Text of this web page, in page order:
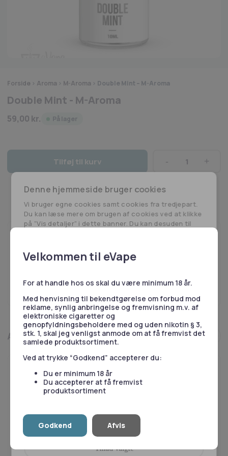
Velkommen til eVape
For at handle hos os skal du være minimum 18 år.
Med henvisning til bekendtgørelse om forbud mod
reklame, synlig anbringelse og fremvisning m.v. af
elektroniske cigaretter og
genopfyldningsbeholdere med og uden nikotin § 3,
stk. 1, skal jeg venligst anmode om at få fremvist det
samlede produktsortiment.
Ved at trykke “Godkend” accepterer du:
Du er minimum 18 år
Du accepterer at få fremvist
produktsortiment
Godkend Afvis
Forside > Aroma > M-Aroma > Double Mint – M-Aroma
Double Mint - M-Aroma
59,00 kr.
-
Aroma
antal
Tilføj til kurv
Vores kundeservice er klar til at besvare dine spørgsmål på
telefon eller email.
53 55 51 51
Andre kiggede også på
Denne hjemmeside bruger cookies
Vi bruger egne cookies samt cookies fra tredjepart.
Du kan læse mere om brugen af cookies ved at klikke
på ”Vis detaljer” i dette banner. Du kan desuden til
af siden.
Herudover bruger vi også cookies til at indsamle
effektiviteten af vores annoncering. For mere
Responsibility Site .
Nødvendige Statistik
Marketing
Tillad valgte
Tillad alle